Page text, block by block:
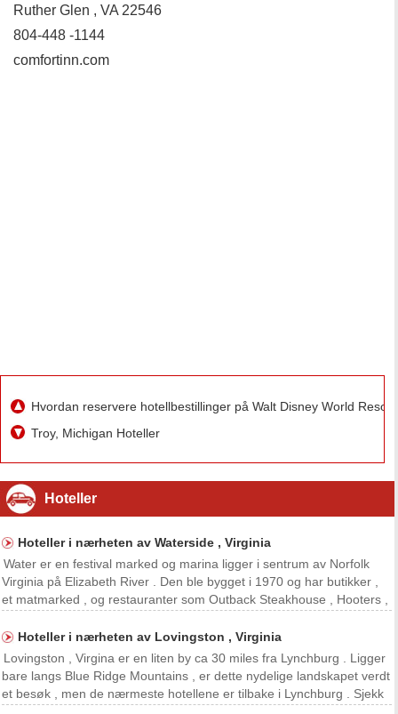
Ruther Glen , VA 22546
804-448 -1144
comfortinn.com
Hvordan reservere hotellbestillinger på Walt Disney World Resort
Troy, Michigan Hoteller
Hoteller
Hoteller i nærheten av Waterside , Virginia
Water er en festival marked og marina ligger i sentrum av Norfolk
Virginia på Elizabeth River . Den ble bygget i 1970 og har butikker ,
et matmarked , og restauranter som Outback Steakhouse , Hooters ,
nærheten av Waterside , det finnes h
Hoteller i nærheten av Lovingston , Virginia
Lovingston , Virgina er en liten by ca 30 miles fra Lynchburg . Ligger
bare langs Blue Ridge Mountains , er dette nydelige landskapet verdt
et besøk , men de nærmeste hotellene er tilbake i Lynchburg . Sjekk